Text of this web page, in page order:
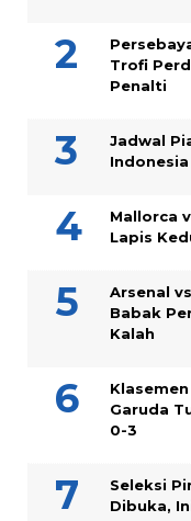
Trofi
Penalti
Jadwal
Mallorca
Lapis
Arsenal
Babak
Kalah
Garuda
0-3
Seleksi
Dibuka,